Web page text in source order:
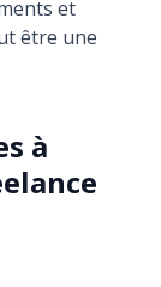
et
être une
à